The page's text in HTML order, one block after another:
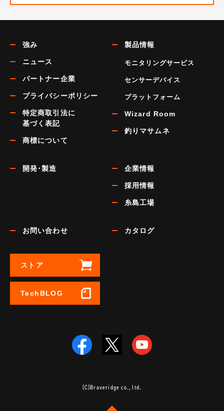
強み
ニュース
パートナー企業
プライバシーポリシー
特定商取引法に
基づく表記
商標について
製品情報
モニタリングサービス
センサーデバイス
プラットフォーム
Wizard Room
釣りマサムネ
開発･製造 企業情報
採用情報
糸島工場
お問い合わせ カタログ
ストア
TechBLOG
(C)Braveridge co., ltd.